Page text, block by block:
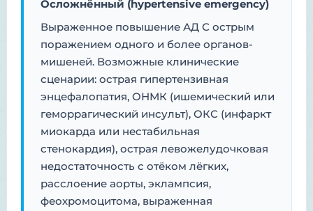
Осложнённый (hypertensive emergency)
Выраженное повышение АД С острым
поражением одного и более органов-
мишеней. Возможные клинические
сценарии: острая гипертензивная
энцефалопатия, ОНМК (ишемический или
геморрагический инсульт), ОКС (инфаркт
миокарда или нестабильная
стенокардия), острая левожелудочковая
недостаточность с отёком лёгких,
расслоение аорты, эклампсия,
феохромоцитома, выраженная